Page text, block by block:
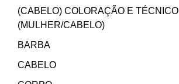
(CABELO) COLORAÇÃO E TÉCNICO
(MULHER/CABELO)
BARBA
CABELO